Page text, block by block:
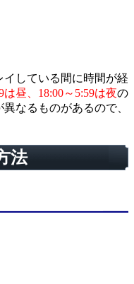
している間に時間が経
は昼、18:00～5:59は夜の
なるものがあるので、
法